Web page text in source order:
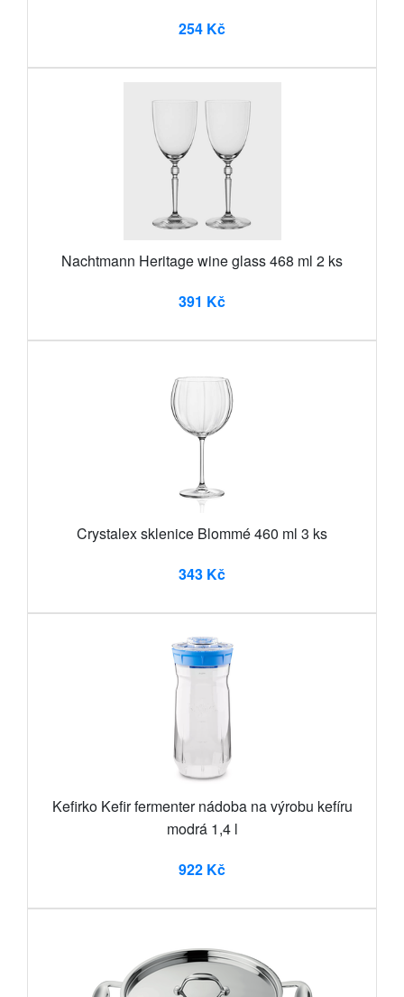
254 Kč
Nachtmann Heritage wine glass 468 ml 2 ks
391 Kč
Crystalex sklenice Blommé 460 ml 3 ks
343 Kč
Kefirko Kefir fermenter nádoba na výrobu kefíru
modrá 1,4 l
922 Kč